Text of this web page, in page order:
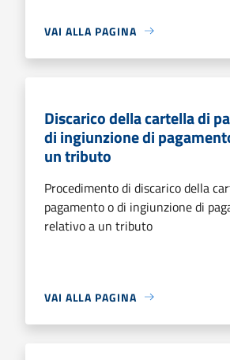
VAI ALLA PAGINA
Discarico della cartella di
di ingiunzione di
un tributo
Procedimento di discarico della
pagamento o di ingiunzione di
relativo a un tributo
VAI ALLA PAGINA